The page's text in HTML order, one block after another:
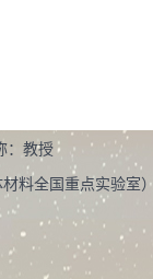
：教授
料全国重点实验室）